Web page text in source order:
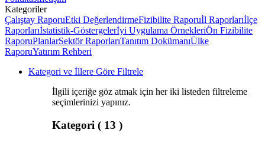
Kategoriler
Çalıştay RaporuEtki DeğerlendirmeFizibilite Raporuİl Raporlarıİlçe
Raporlarıİstatistik-Göstergelerİyi Uygulama ÖrnekleriÖn Fizibilite
RaporuPlanlarSektör RaporlarıTanıtım DokümanıÜlke
RaporuYatırım Rehberi
Kategori ve İllere Göre Filtrele
İlgili içeriğe göz atmak için her iki listeden filtreleme
seçimlerinizi yapınız.
Kategori ( 13 )